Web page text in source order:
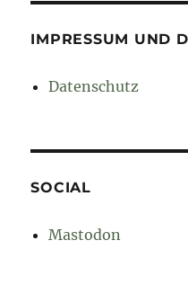
IMPRESSUM UND
Datenschutz
SOCIAL
Mastodon